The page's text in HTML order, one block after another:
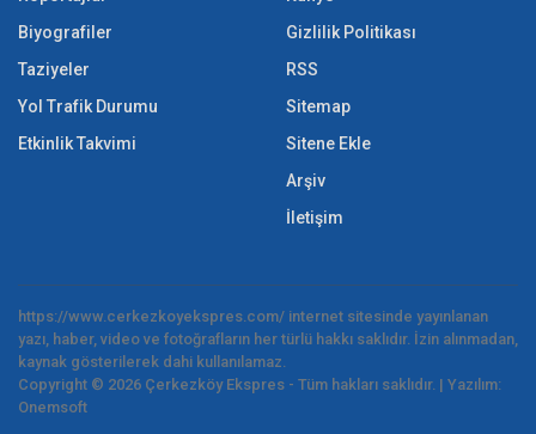
Biyografiler
Taziyeler
Yol Trafik Durumu
Etkinlik Takvimi
Gizlilik Politikası
RSS
Sitemap
Sitene Ekle
Arşiv
İletişim
https://www.cerkezkoyekspres.com/ internet sitesinde yayınlanan
yazı, haber, video ve fotoğrafların her türlü hakkı saklıdır. İzin alınmadan,
kaynak gösterilerek dahi kullanılamaz.
Copyright © 2026 Çerkezköy Ekspres - Tüm hakları saklıdır. | Yazılım:
Onemsoft